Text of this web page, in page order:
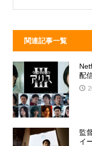
関連記事一覧
配
監
イ